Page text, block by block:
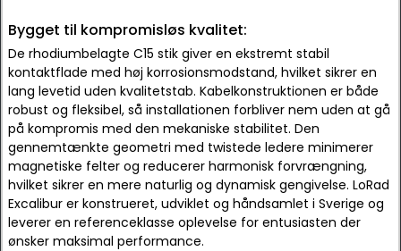
Bygget til kompromisløs kvalitet:
De rhodiumbelagte C15 stik giver en ekstremt stabil
kontaktflade med høj korrosionsmodstand, hvilket sikrer en
lang levetid uden kvalitetstab. Kabelkonstruktionen er både
robust og fleksibel, så installationen forbliver nem uden at gå
på kompromis med den mekaniske stabilitet. Den
gennemtænkte geometri med twistede ledere minimerer
magnetiske felter og reducerer harmonisk forvrængning,
hvilket sikrer en mere naturlig og dynamisk gengivelse. LoRad
Excalibur er konstrueret, udviklet og håndsamlet i Sverige og
leverer en referenceklasse oplevelse for entusiasten der
ønsker maksimal performance.